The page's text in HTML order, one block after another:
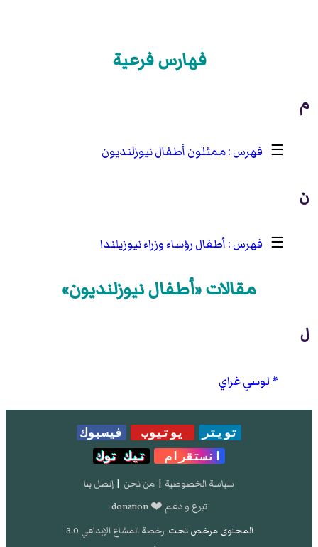
فهارس فرعية
م
☰ ممثلون أطفال نيوزلنديون
ن
☰ أطفال رؤساء وزراء نيوزيلندا
مقالات «أطفال نيوزلنديون»
ل
لوسي غراي
تويتر يوتيوب
فيسبوك
انستقرام
تيك توك
سياسة الخصوصية | من نحن | إتصل بنا
تبرع و دعم ❤️ donation
المحتوى مرخص تحت رخصة المشاع الإبداعي 3.0